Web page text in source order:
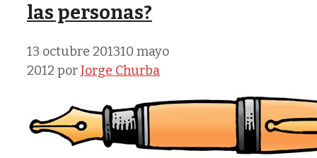
las personas?
13 octubre 201310 mayo
2012 porJorge Churba